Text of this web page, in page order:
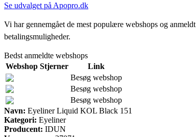
Se udvalget på Apopro.dk
Vi har gennemgået de mest populære webshops og
betalingsmuligheder.
Bedst anmeldte webshops
Webshop Stjerner
Link
Besøg webshop
Besøg webshop
Besøg webshop
Navn: Eyeliner Liquid KOL Black 151
Kategori: Eyeliner
Producent: IDUN